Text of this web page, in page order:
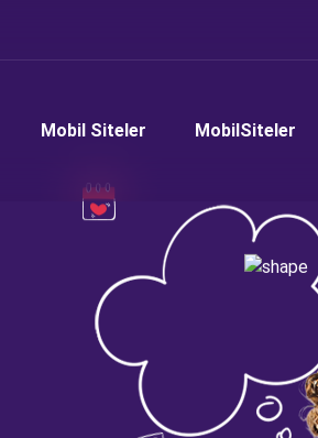
Mobil Siteler MobilSiteler